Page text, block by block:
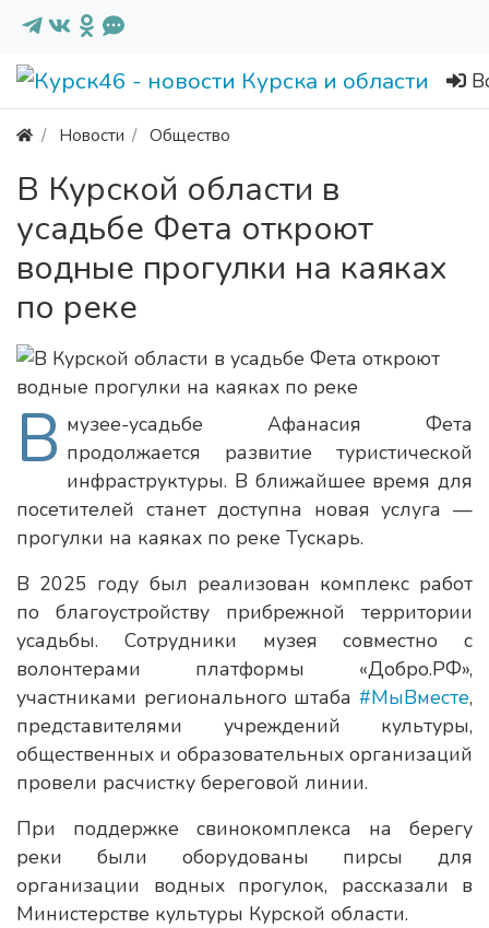
Новости Общество
В Курской области в
усадьбе Фета откроют
водные прогулки на каяках
по реке
В музее-усадьбе Афанасия Фета
продолжается развитие туристической
инфраструктуры. В ближайшее время для
посетителей станет доступна новая услуга —
прогулки на каяках по реке Тускарь.
В 2025 году был реализован комплекс работ
по благоустройству прибрежной территории
усадьбы. Сотрудники музея совместно с
волонтерами платформы «Добро.РФ»,
участниками регионального штаба #МыВместе,
представителями учреждений культуры,
общественных и образовательных организаций
провели расчистку береговой линии.
При поддержке свинокомплекса на берегу
реки были оборудованы пирсы для
организации водных прогулок, рассказали в
Министерстве культуры Курской области.